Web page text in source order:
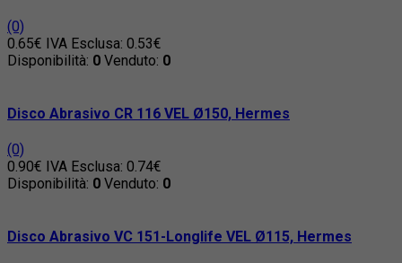
(0)
0.65€ IVA Esclusa: 0.53€
Disponibilità: 0 Venduto: 0
Disco Abrasivo CR 116 VEL Ø150, Hermes
(0)
0.90€ IVA Esclusa: 0.74€
Disponibilità: 0 Venduto: 0
Disco Abrasivo VC 151-Longlife VEL Ø115, Hermes